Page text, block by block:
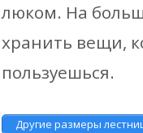
люком. На
хранить вещи,
пользуешься.
Другие размеры